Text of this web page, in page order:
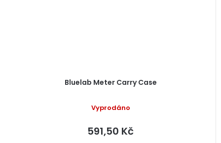
Bluelab Meter Carry Case
Vyprodáno
591,50 Kč